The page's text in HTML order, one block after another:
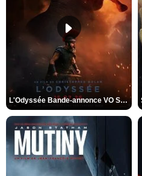
L'Odyssée Bande-annonce VO STFR